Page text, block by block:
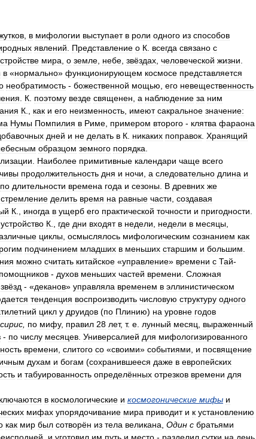
в мифологии выступает в роли одного из способов
явлений Представление о К всегда связано с
мира о земле небе звёздах человеческой жизни
в «нормально» функционирующем космосе представляется
необратимость - божественной мощью его невещественность
К поэтому везде священен а наблюдение за ним
К как и его неизменность имеют сакральное значение:
Нумы Помпилия в Риме примером второго - клятва фараона
дней и не делать в К никаких поправок Хранящий
образцом земного порядка
Наиболее примитивные календари чаще всего
продолжительность дня и ночи а следовательно длина и
по длительности времена года и сезоны В древних же
стремление делить время на равные части создавая
К иногда в ущерб его практической точности и пригодности
устройство К где дни входят в недели недели в месяцы
циклы осмыслялось мифологическим сознанием как
подчинением младших в меньших старшим и большим
можно считать китайское «управление» времени с Тай-
помощников - духов меньших частей времени Сложная
звёзд - «деканов» управляла временем в эллинистическом
тенденция воспроизводить числовую структуру одного
цикл у друидов (по Плинию) на уровне годов
по мифу, правил 28 лет, т. е лунный месяц
выраженный
- по числу месяцев Универсалией для мифологизированного
времени слитого со «своими» событиями и посвящение
духам и богам (сохранившееся даже в европейских
и табуированность определённых отрезков времени для
в космологические и космогонические мифы и
мифах упорядочивание мира приводит и к установлению
как мир был сотворён из тела великана Один с братьями